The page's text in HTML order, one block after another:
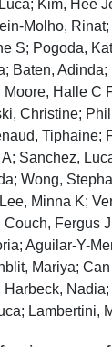
Kim, Hee
Molho,
S; Pogoda,
Baten, Adinda;
Moore, Halle C
Christine;
Tiphaine;
Sanchez,
Wong,
Minna K;
Couch, Fergus
Aguilar-Y-
Mariya;
Harbeck,
Lambertini,